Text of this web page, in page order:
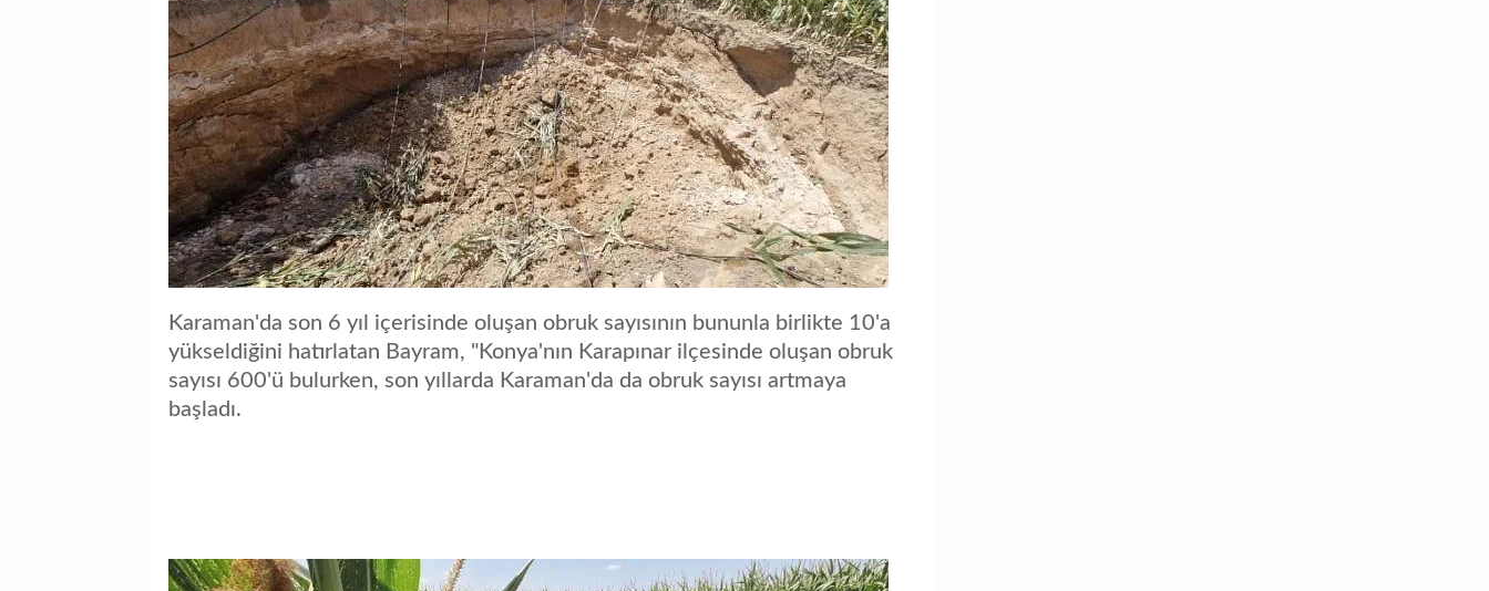
Karaman'da son 6 yıl içerisinde oluşan obruk sayısının bununla birlikte 10'a
yükseldiğini hatırlatan Bayram, "Konya'nın Karapınar ilçesinde oluşan obruk
sayısı 600'ü bulurken, son yıllarda Karaman'da da obruk sayısı artmaya
başladı.